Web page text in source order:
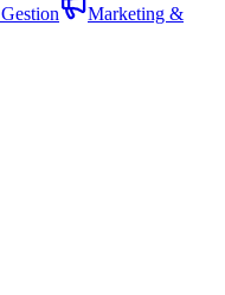
Marketing &